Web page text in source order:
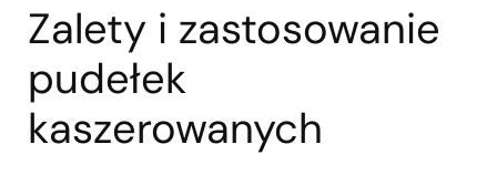
Zalety i zastosowanie
pudełek
kaszerowanych